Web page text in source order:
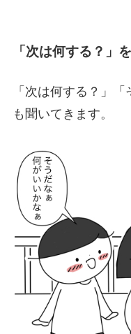
「次は何する？」
「次は何する？」
も聞いてきます。